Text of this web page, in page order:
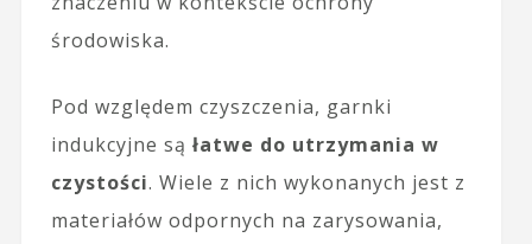
środowiska.
Pod względem czyszczenia, garnki
indukcyjne są łatwe do utrzymania w
czystości. Wiele z nich wykonanych jest z
materiałów odpornych na zarysowania,